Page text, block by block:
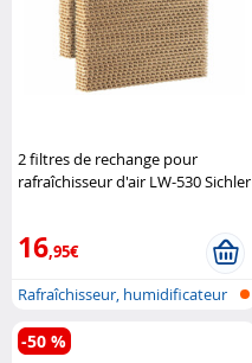
2 filtres de rechange pour
rafraîchisseur d'air LW-530 Sichler
16,95€
Rafraîchisseur, humidificateur
et p..
-50 %